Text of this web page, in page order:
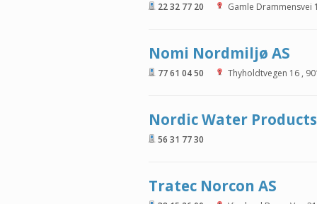
22 32 77 20 Gamle Drammensvei
Nomi Nordmiljø AS
77 61 04 50 Thyholdtvegen 16 ,
Nordic Water Products
56 31 77 30
Tratec Norcon AS